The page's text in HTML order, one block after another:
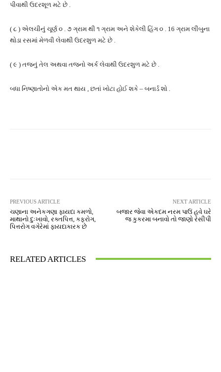
પીવાથી ઉદરશૂળ મટે છે .
( ૮ ) એલચીનું ચૂર્ણ ૦ . ૭ ગ્રામ થી ૧ ગ્રામ અને શેકેલી હિંગ ૦ . 16 ગ્રામ લીંબુના
થોડા રસમાં મેળવી લેવાથી ઉદરશુળ મટે છે .
( ૯ ) તજનું તેલ અથવા તજનો અર્ક લેવાથી ઉદરશુળ મટે છે .
બધા નિષ્ણાતોનો એક મત થાય , છતાં ખોટા હોઈ શકે – બનાર્ડ શો .
PREVIOUS ARTICLE
ચણાના અનેકગણા ફાયદા કમળો,
માથાનો દુઃખાવો, રક્તપિત્ત, કફરોગ,
પિત્તરોગ વગેરેમાં ફાયદાકારક છે
NEXT ARTICLE
બજાર જેવા એકદમ નરમ પાઉં હવે ઘરે
જ કુકરમા બનાવો તો જાણો રેસીપી
RELATED ARTICLES